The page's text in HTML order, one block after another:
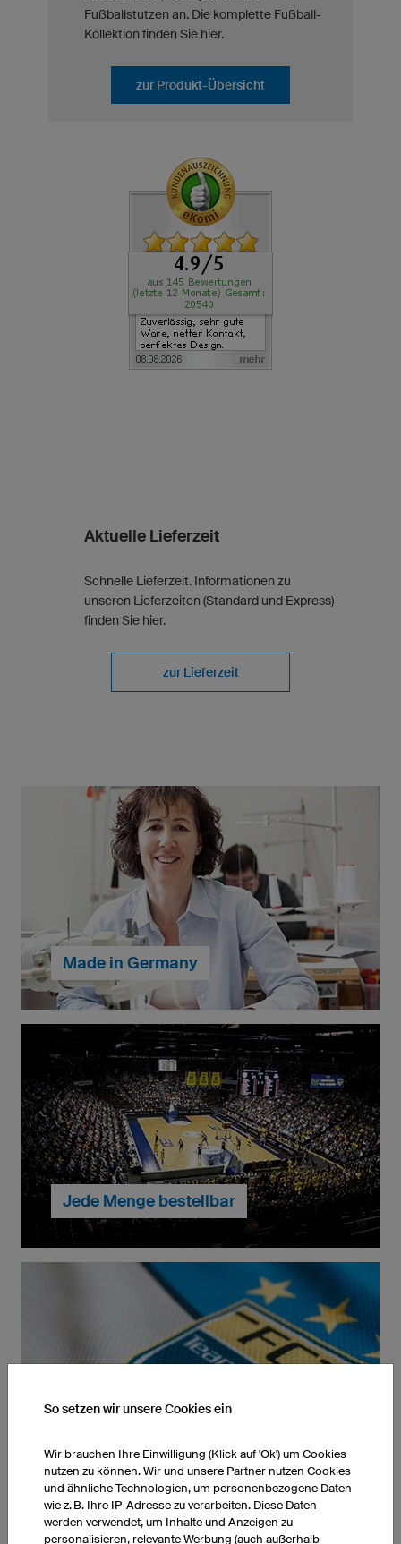
Fußballstutzen an. Die komplette Fußball-
Kollektion finden Sie hier.
zur Produkt-Übersicht
Aktuelle Lieferzeit
Schnelle Lieferzeit. Informationen zu
unseren Lieferzeiten (Standard und Express)
finden Sie hier.
zur Lieferzeit
Made in Germany
Unsere Fußball-Bekleidung wird in Deutschland
gefertigt. So können wir unseren Kunden höchste
Qualität und unseren Mitarbeitern beste
Arbeitsbedingungen garantieren.
Jede Menge bestellbar
Egal ob eins oder zehntausend Stück – bei uns
können Sie jede Menge bestellen. Ihre
Sportbekleidung wird dank unserer Produktion in
So setzen wir unsere Cookies ein
Wir brauchen Ihre Einwilligung (Klick auf 'Ok') um Cookies
nutzen zu können. Wir und unsere Partner nutzen Cookies
und ähnliche Technologien, um personenbezogene Daten
wie z. B. Ihre IP-Adresse zu verarbeiten. Diese Daten
werden verwendet, um Inhalte und Anzeigen zu
personalisieren, relevante Werbung (auch außerhalb